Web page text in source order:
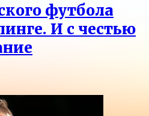
футбола
И с честью